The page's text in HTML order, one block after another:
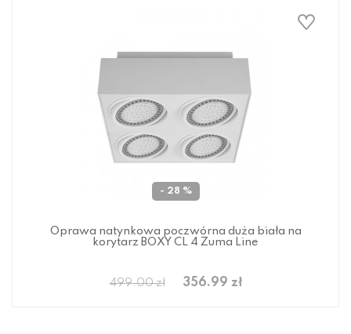
- 28 %
Oprawa natynkowa poczwórna duża biała na
korytarz BOXY CL 4 Zuma Line
499.00 zł 356.99 zł